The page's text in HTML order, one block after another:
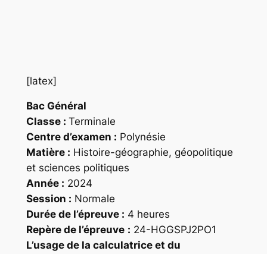
[latex]
Bac Général
Classe : Terminale
Centre d’examen : Polynésie
Matière : Histoire-géographie, géopolitique
et sciences politiques
Année : 2024
Session : Normale
Durée de l’épreuve : 4 heures
Repère de l’épreuve : 24-HGGSPJ2PO1
L’usage de la calculatrice et du